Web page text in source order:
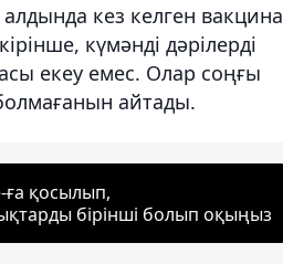
алдында кез келген вакцина
күмәнді дәрілерді
екеу емес. Олар соңғы
айтады.
ға қосылып,
бірінші болып оқыңыз